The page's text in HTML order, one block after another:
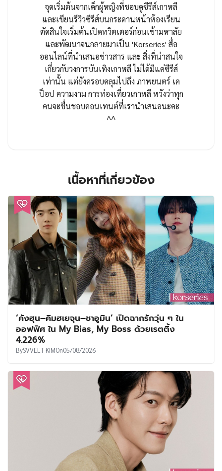
จุดเริ่มต้นจากเด็กผู้หญิงที่ชอบดูซีรีส์เกาหลี
และเขียนรีวิวซีรีส์บนกระดานหน้าห้องเรียน
ตัดสินใจเริ่มต้นเปิดทวิตเตอร์ก่อนเข้ามหาลัย
และพัฒนาจนกลายมาเป็น 'Korseries' สื่อ
ออนไลน์ที่นำเสนอข่าวสาร และ สิ่งที่น่าสนใจ
เกี่ยวกับวงการบันเทิงเกาหลี ไม่ได้มีแค่ซีรีส์
เท่านั้น แต่ยังครอบคลุมไปถึง ภาพยนตร์ เค
ป็อป ความงาม การท่องเที่ยวเกาหลี หวังว่าทุก
คนจะชื่นชอบคอนเทนต์ที่เรานำเสนอนะคะ
^^
เนื้อหาที่เกี่ยวข้อง
‘คังฮุน–คิมฮเยจุน–ชาอูมิน’ เปิดฉากรักวุ่น ๆ ใน
ออฟฟิศ ใน My Bias, My Boss ด้วยเรตติ้ง
4.226%
BySVVEET KIMOn05/08/2026